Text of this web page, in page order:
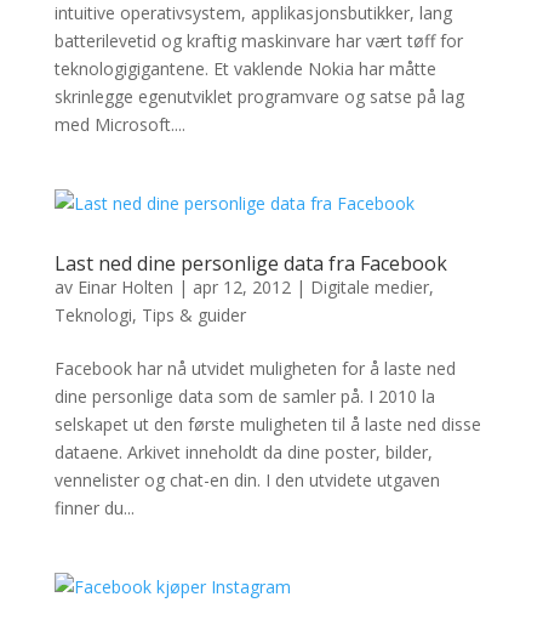
intuitive operativsystem, applikasjonsbutikker, lang
batterilevetid og kraftig maskinvare har vært tøff for
teknologigigantene. Et vaklende Nokia har måtte
skrinlegge egenutviklet programvare og satse på lag
med Microsoft....
Last ned dine personlige data fra Facebook
av Einar Holten | apr 12, 2012| Digitale medier,
Teknologi, Tips & guider
Facebook har nå utvidet muligheten for å laste ned
dine personlige data som de samler på. I 2010 la
selskapet ut den første muligheten til å laste ned disse
dataene. Arkivet inneholdt da dine poster, bilder,
vennelister og chat-en din. I den utvidete utgaven
finner du...